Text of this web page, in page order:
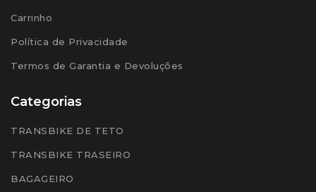
Carrinho
Política de Privacidade
Termos de Garantia e Devoluções
Categorias
TRANSBIKE DE TETO
TRANSBIKE TRASEIRO
BAGAGEIRO